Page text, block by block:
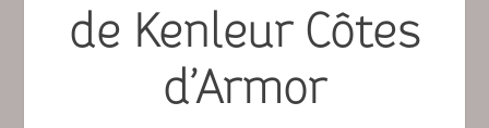
de Kenleur Côtes
d’Armor